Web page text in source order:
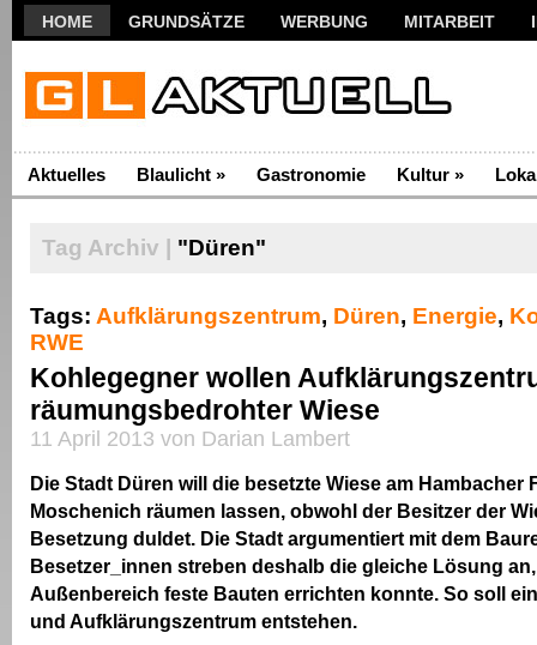
HOME GRUNDSÄTZE WERBUNG MITARBEIT
Aktuelles Blaulicht » Gastronomie Kultur »
Tag Archiv | "Düren"
Tags: Aufklärungszentrum, Düren, Energie,
RWE
Kohlegegner wollen
räumungsbedrohter Wiese
11 April 2013 von Darian Lambert
Die Stadt Düren will die besetzte Wiese am Hambacher
Moschenich räumen lassen, obwohl der Besitzer der
Besetzung duldet. Die Stadt argumentiert mit dem
Besetzer_innen streben deshalb die gleiche Lösung
Außenbereich feste Bauten errichten konnte. So soll
und Aufklärungszentrum entstehen.